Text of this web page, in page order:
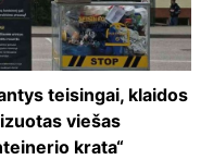
teisingai, klaidos
viešas
krata“